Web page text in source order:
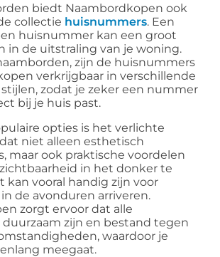
biedt Naambordkopen ook
collectie huisnummers. Een
huisnummer kan een groot
in de uitstraling van je woning.
zijn de huisnummers
verkrijgbaar in verschillende
zodat je zeker een nummer
bij je huis past.
opties is het verlichte
niet alleen esthetisch
maar ook praktische voordelen
in het donker te
kan vooral handig zijn voor
de avonduren arriveren.
zorgt ervoor dat alle
zijn en bestand tegen
waardoor je
meegaat.